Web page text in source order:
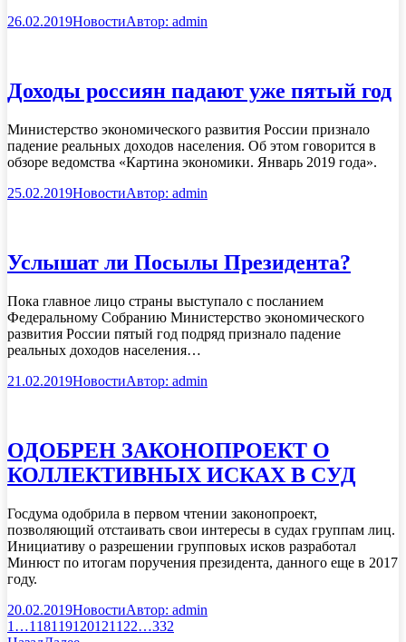
26.02.2019НовостиАвтор: admin
Доходы россиян падают уже пятый год
Министерство экономического развития России признало
падение реальных доходов населения. Об этом говорится в
обзоре ведомства «Картина экономики. Январь 2019 года».
25.02.2019НовостиАвтор: admin
Услышат ли Посылы Президента?
Пока главное лицо страны выступало с посланием
Федеральному Собранию Министерство экономического
развития России пятый год подряд признало падение
реальных доходов населения…
21.02.2019НовостиАвтор: admin
ОДОБРЕН ЗАКОНОПРОЕКТ О
КОЛЛЕКТИВНЫХ ИСКАХ В СУД
Госдума одобрила в первом чтении законопроект,
позволяющий отстаивать свои интересы в судах группам лиц.
Инициативу о разрешении групповых исков разработал
Минюст по итогам поручения президента, данного еще в 2017
году.
20.02.2019НовостиАвтор: admin
1 …118119120121 122…332